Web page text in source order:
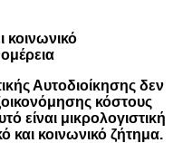
κοινωνικό
Αυτοδιοίκησης δεν
κόστους
είναι μικρολογιστική
και κοινωνικό ζήτημα.